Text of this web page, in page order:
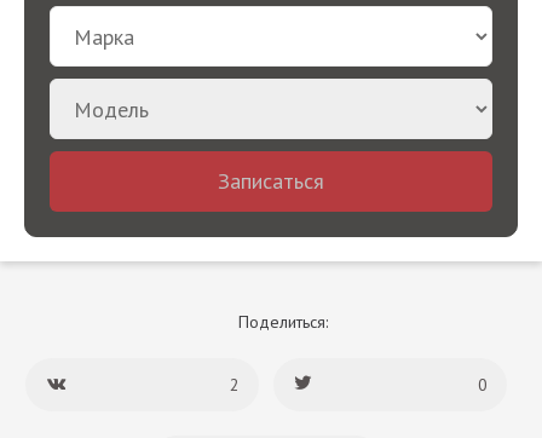
Записаться
Поделиться:
2 0